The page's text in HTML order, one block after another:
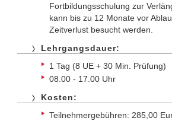
Fortbildungsschulung zur
kann bis zu 12 Monate vor
Zeitverlust besucht werden.
Lehrgangsdauer:
1 Tag (8 UE + 30 Min. Prüfung)
08.00 - 17.00 Uhr
Kosten:
Teilnehmergebühren: 285,00